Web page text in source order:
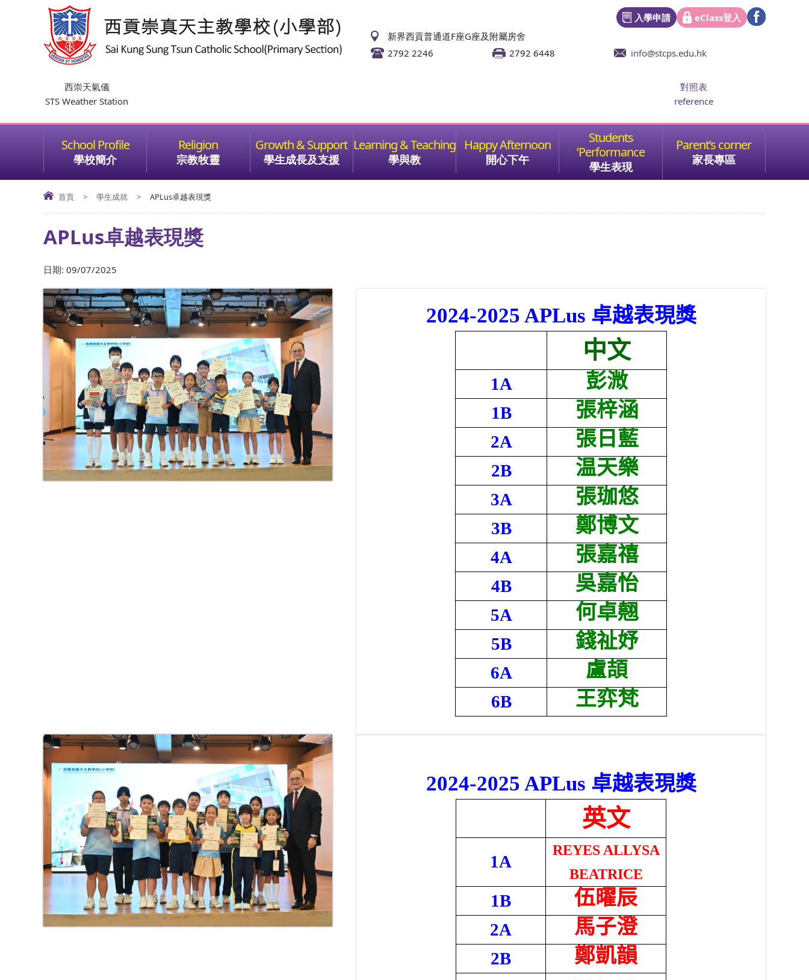
eClass登入
入學申請
新界西貢普通道F座G座及附屬房舍
2792 2246
2792 6448 info@stcps.edu.hk
西崇天氣儀
STS Weather Station
對照表
reference
學校簡介 宗教牧靈 學生成長及支援 學與教 開心下午 學生表現 家長專區
首頁 > 學生成就 > APLus卓越表現獎
APLus卓越表現獎
日期: 09/07/2025
2024-2025 APLus 卓越表現獎
中文
1A 彭溦
1B 張梓涵
2A 張日藍
2B 温天樂
3A 張珈悠
3B 鄭博文
4A 張嘉禧
4B 吳嘉怡
5A 何卓翹
5B 錢祉妤
6A 盧頡
6B 王弈梵
2024-2025 APLus 卓越表現獎
英文
1A
REYES ALLYSA
BEATRICE
1B 伍曜辰
2A 馬子澄
2B 鄭凱韻